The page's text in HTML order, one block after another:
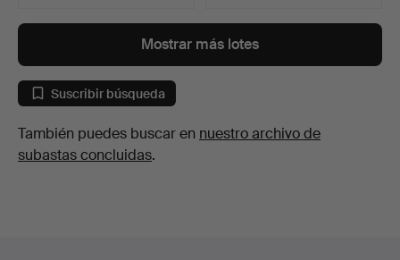
Mostrar más lotes
Suscribir búsqueda
También puedes buscar en nuestro archivo de
subastas concluidas.